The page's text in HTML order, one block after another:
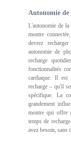
Autonomie de
L'autonomie de
montre
devrez
autonomie de
recharge
fonctionnalités
cardiaque. Il est
recharge – qu'il
spécifique. La
grandement
montre qui offre
temps de
avez besoin, sans